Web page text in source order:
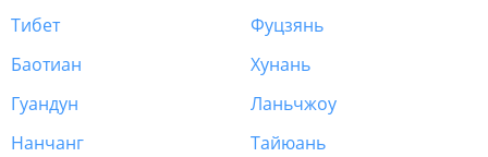
Тибет
Фуцзянь
Баотиан
Хунань
Гуандун
Ланьчжоу
Нанчанг
Тайюань